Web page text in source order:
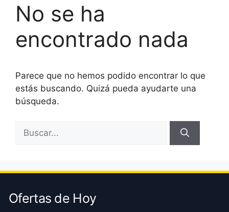
comparativas
No se ha
encontrado nada
Parece que no hemos podido encontrar lo que
estás buscando. Quizá pueda ayudarte una
búsqueda.
Ofertas de Hoy